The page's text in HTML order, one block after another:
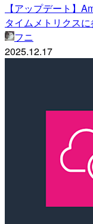
【アップデート】
タイムメトリクス
フニ
2025.12.17